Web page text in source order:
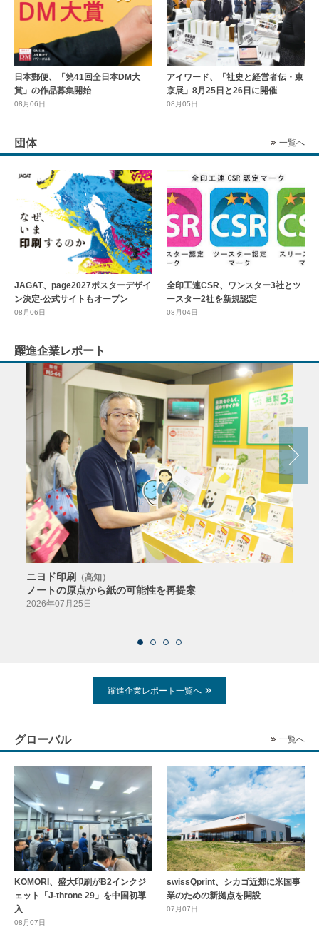
日本郵便、「第41回全日本DM大
賞」の作品募集開始
08月06日
アイワード、「社史と経営者伝・東
京展」8月25日と26日に開催
08月05日
団体 一覧へ
JAGAT、page2027ポスターデザイ
ン決定-公式サイトもオープン
08月06日
全印工連CSR、ワンスター3社とツ
ースター2社を新規認定
08月04日
躍進企業レポート
ニヨド印刷 （高知）
ノートの原点から紙の可能性を再提案
2026年07月25日
躍進企業レポート一覧へ
グローバル 一覧へ
KOMORI、盛大印刷がB2インクジ
ェット「J-throne 29」を中国初導
入
08月07日
swissQprint、シカゴ近郊に⽶国事
業のための新拠点を開設
07月07日